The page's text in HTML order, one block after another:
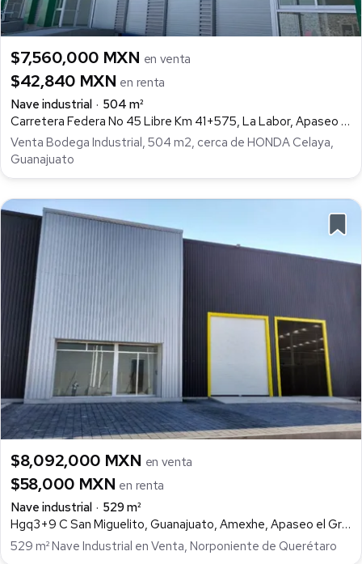
$7,560,000 MXN en venta
$42,840 MXN en renta
Nave industrial
504 m²
Carretera Federa No 45 Libre Km 41+575, La Labor, Apaseo el Grande
Venta Bodega Industrial, 504 m2, cerca de HONDA Celaya,
Guanajuato
$8,092,000 MXN en venta
$58,000 MXN en renta
Nave industrial
529 m²
Hgq3+9 C San Miguelito, Guanajuato, Amexhe, Apaseo el Grande
529 m² Nave Industrial en Venta, Norponiente de Querétaro